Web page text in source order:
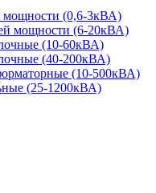
(0,6-3кВА)
мощности (6-20кВА)
(10-60кВА)
(40-200кВА)
(10-500кВА)
(25-1200кВА)